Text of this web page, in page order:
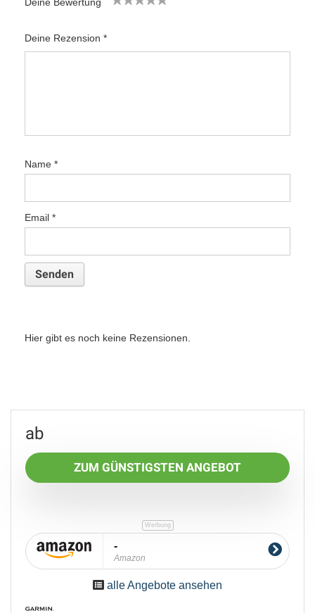
Deine Bewertung
Deine Rezension *
Name *
Email *
Hier gibt es noch keine Rezensionen.
ZUM GÜNSTIGSTEN ANGEBOT
-
Amazon
alle Angebote ansehen